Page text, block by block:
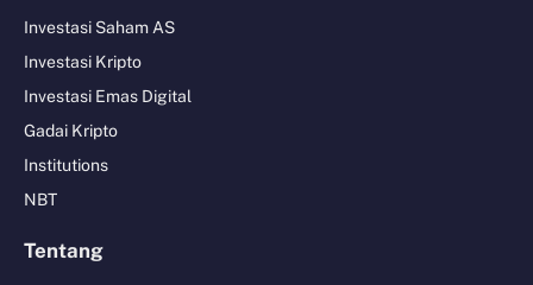
Investasi Saham AS
Investasi Kripto
Investasi Emas Digital
Gadai Kripto
Institutions
NBT
Tentang